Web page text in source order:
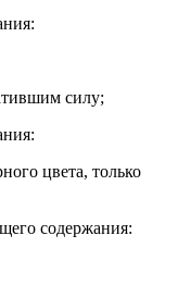
силу;
цвета, только
содержания: